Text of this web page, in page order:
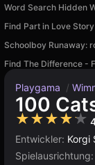
Word Search Hidden
Find Part in Love Story
Schoolboy Runaway:
Find The Difference -
Playgama /
100
★★★★★
Entwickler: Korgi
Spielausrichtung: